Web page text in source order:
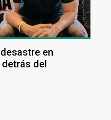
en
del